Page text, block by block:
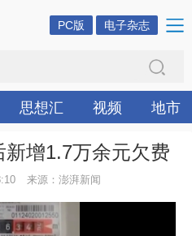
PC版 电子杂志
思想汇 视频 地市
增1.7万余元欠费
来源：澎湃新闻